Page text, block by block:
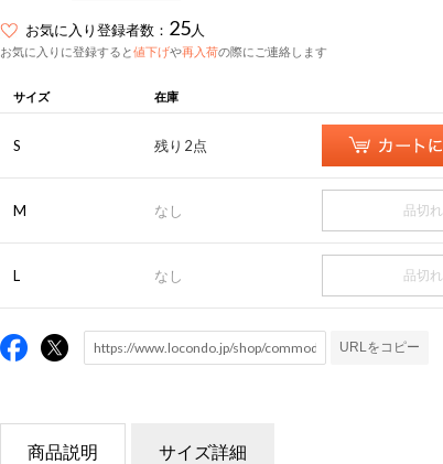
お気に入り登録者数： 25人
お気に入りに登録すると値下げや再入荷の際にご連絡します
サイズ 在庫
S 残り2点
M なし 品切れ
L なし 品切れ
URLをコピー
商品説明 サイズ詳細